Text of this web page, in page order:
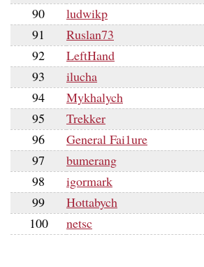
90
ludwikp
91
Ruslan73
92
LeftHand
93
ilucha
94
Mykhalych
95
Trekker
96
General Fai1ure
97
bumerang
98
igormark
99
Hottabych
100
netsc